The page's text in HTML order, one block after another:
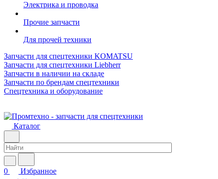
Электрика и проводка
Прочие запчасти
Для прочей техники
Запчасти для спецтехники KOMATSU
Запчасти для спецтехники Liebherr
Запчасти в наличии на складе
Запчасти по брендам спецтехники
Спецтехника и оборудование
Каталог
0
Избранное